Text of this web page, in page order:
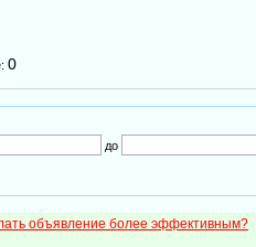
0
до
объявление более эффективным?